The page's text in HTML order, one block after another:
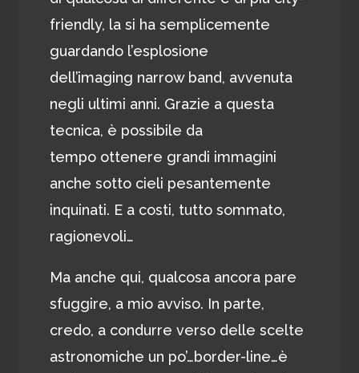
friendly, la si ha semplicemente
guardando l’esplosione
dell’imaging narrow band, avvenuta
negli ultimi anni. Grazie a questa
tecnica, è possibile da
tempo ottenere grandi immagini
anche sotto cieli pesantemente
inquinati. E a costi, tutto sommato,
ragionevoli…
Ma anche qui, qualcosa ancora pare
sfuggire, a mio avviso. In parte,
credo, a condurre verso delle scelte
astronomiche un po’…border-line…è